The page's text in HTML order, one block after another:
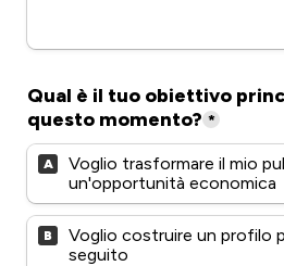
Qual è il tuo obiettivo
questo momento? *
A
Voglio trasformare il mio
un'opportunità economica
B
Voglio costruire un profilo
seguito